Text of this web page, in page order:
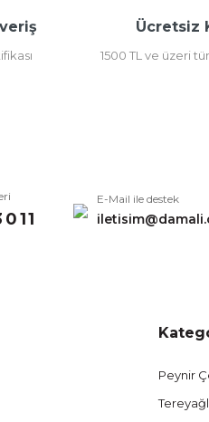
sitelerden daha pahalı.
Ücretsiz
1500 TL ve üzeri
E-Mail ile destek
Peynir